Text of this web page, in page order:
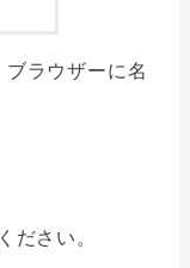
ラウザーに名
ださい。